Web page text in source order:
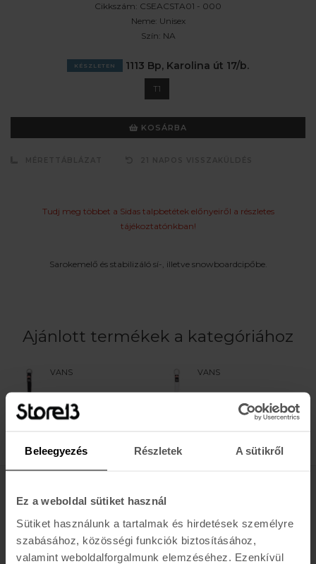
Beleegyezés Részletek A sütikről
Ez a weboldal sütiket használ
Sütiket használunk a tartalmak és hirdetések személyre
szabásához, közösségi funkciók biztosításához,
valamint weboldalforgalmunk elemzéséhez. Ezenkívül
Cikkszám: CSEACSTA01 - 000
Neme: Unisex
Szín: NA
KÉSZLETEN 1113 Bp, Karolina út 17/b.
T1
KOSÁRBA
Tudj meg többet a Sidas talpbetétek előnyeiről a részletes
tájékoztatónkban!
Sarokemelő és stabilizáló sí-, illetve snowboardcipőbe.
Ajánlott termékek a kategóriához
VANS
2.990 Ft
VANS
2.990 Ft
Értesülj az újdonságokról, akciókról
E-MAIL
FELIRATKOZOM »